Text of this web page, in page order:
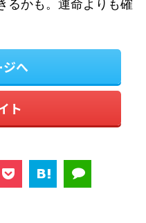
るかも。運命よりも確
ジへ
ト